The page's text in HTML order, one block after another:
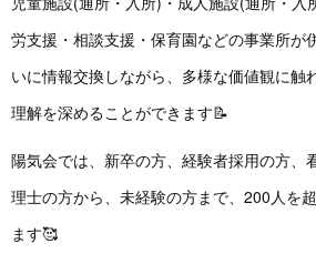
労支援・相談支援・保育園などの事業所が
いに情報交換しながら、多様な価値観に触
理解を深めることができます📝
陽気会では、新卒の方、経験者採用の方、
理士の方から、未経験の方まで、200人を
ます🥰